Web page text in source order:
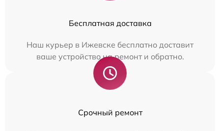
Бесплатная доставка
Наш курьер в Ижевске бесплатно доставит
ваше устройство на ремонт и обратно.
Срочный ремонт